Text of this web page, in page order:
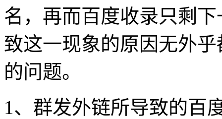
名，再而百度收录只剩
致这一现象的原因无外
的问题。
1、群发外链所导致的百